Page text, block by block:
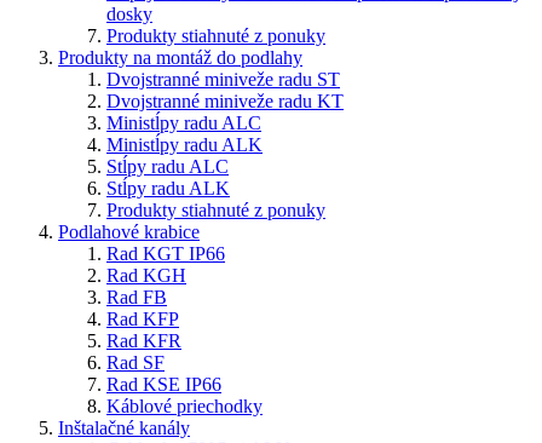
dosky
Produkty stiahnuté z ponuky
Produkty na montáž do podlahy
Dvojstranné miniveže radu ST
Dvojstranné miniveže radu KT
Ministĺpy radu ALC
Ministĺpy radu ALK
Stĺpy radu ALC
Stĺpy radu ALK
Produkty stiahnuté z ponuky
Podlahové krabice
Rad KGT IP66
Rad KGH
Rad FB
Rad KFP
Rad KFR
Rad SF
Rad KSE IP66
Káblové priechodky
Inštalačné kanály